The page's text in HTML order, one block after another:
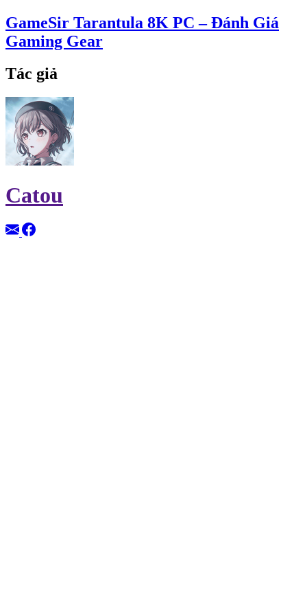
GameSir Tarantula 8K PC – Đánh Giá
Gaming Gear
Tác giả
Catou